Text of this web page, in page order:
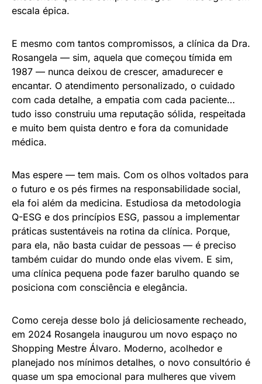
escala épica.
E mesmo com tantos compromissos, a clínica da Dra.
Rosangela — sim, aquela que começou tímida em
1987 — nunca deixou de crescer, amadurecer e
encantar. O atendimento personalizado, o cuidado
com cada detalhe, a empatia com cada paciente…
tudo isso construiu uma reputação sólida, respeitada
e muito bem quista dentro e fora da comunidade
médica.
Mas espere — tem mais. Com os olhos voltados para
o futuro e os pés firmes na responsabilidade social,
ela foi além da medicina. Estudiosa da metodologia
Q-ESG e dos princípios ESG, passou a implementar
práticas sustentáveis na rotina da clínica. Porque,
para ela, não basta cuidar de pessoas — é preciso
também cuidar do mundo onde elas vivem. E sim,
uma clínica pequena pode fazer barulho quando se
posiciona com consciência e elegância.
Como cereja desse bolo já deliciosamente recheado,
em 2024 Rosangela inaugurou um novo espaço no
Shopping Mestre Álvaro. Moderno, acolhedor e
planejado nos mínimos detalhes, o novo consultório é
quase um spa emocional para mulheres que vivem